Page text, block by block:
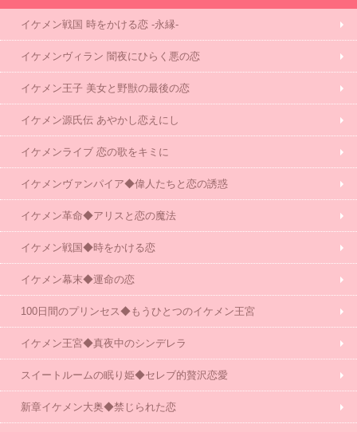
イケメン戦国 時をかける恋 -永縁-
イケメンヴィラン 闇夜にひらく悪の恋
イケメン王子 美女と野獣の最後の恋
イケメン源氏伝 あやかし恋えにし
イケメンライブ 恋の歌をキミに
イケメンヴァンパイア◆偉人たちと恋の誘惑
イケメン革命◆アリスと恋の魔法
イケメン戦国◆時をかける恋
イケメン幕末◆運命の恋
100日間のプリンセス◆もうひとつのイケメン王宮
イケメン王宮◆真夜中のシンデレラ
スイートルームの眠り姫◆セレブ的贅沢恋愛
新章イケメン大奥◆禁じられた恋